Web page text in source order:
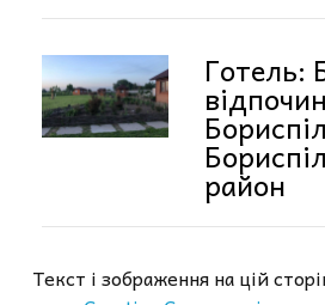
Готель:
район
Текст і зображення на цій